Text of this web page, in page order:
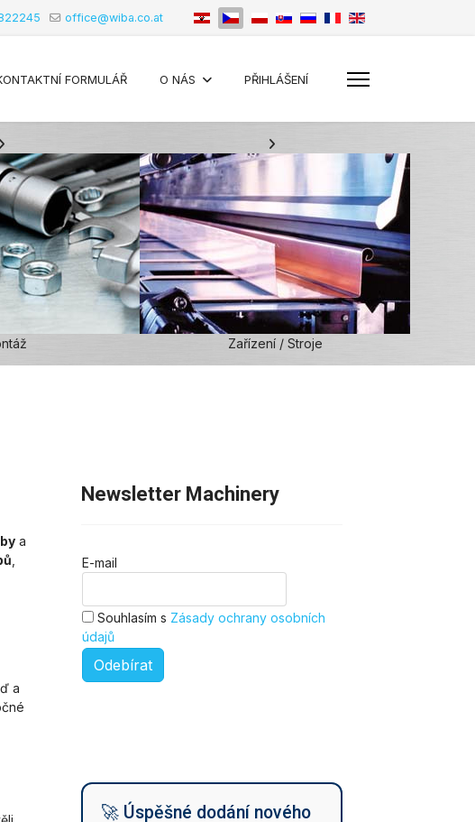
office@wiba.co.at
FORMULÁŘ O NÁS PŘIHLÁŠENÍ
Zařízení / Stroje
a
a
Newsletter Machinery
E-mail
Souhlasím s Zásady ochrany osobních
údajů
Odebírat
🚀 Úspěšné dodání nového